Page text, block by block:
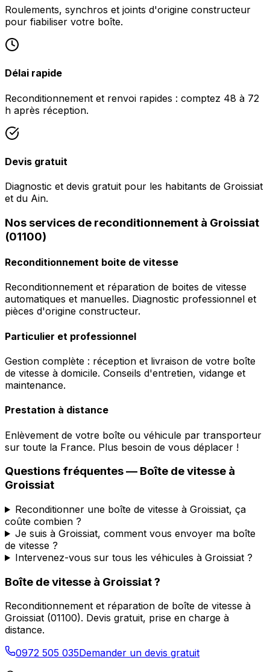
Roulements, synchros et joints d'origine constructeur
pour fiabiliser votre boîte.
Délai rapide
Reconditionnement et renvoi rapides : comptez 48 à 72
h après réception.
Devis gratuit
Diagnostic et devis gratuit pour les habitants de Groissiat
et du Ain.
Nos services de reconditionnement à Groissiat
(01100)
Reconditionnement boite de vitesse
Reconditionnement et réparation de boites de vitesse
automatiques et manuelles. Diagnostic professionnel et
pièces d'origine constructeur.
Particulier et professionnel
Gestion complète : réception et livraison de votre boîte
de vitesse à domicile. Conseils d'entretien, vidange et
maintenance.
Prestation à distance
Enlèvement de votre boîte ou véhicule par transporteur
sur toute la France. Plus besoin de vous déplacer !
Questions fréquentes — Boîte de vitesse à
Groissiat
Reconditionner une boîte de vitesse à Groissiat, ça
coûte combien ?
Je suis à Groissiat, comment vous envoyer ma boîte
de vitesse ?
Intervenez-vous sur tous les véhicules à Groissiat ?
Boîte de vitesse à Groissiat?
Reconditionnement et réparation de boîte de vitesse à
Groissiat (01100). Devis gratuit, prise en charge à
distance.
0972 505 035Demander un devis gratuit